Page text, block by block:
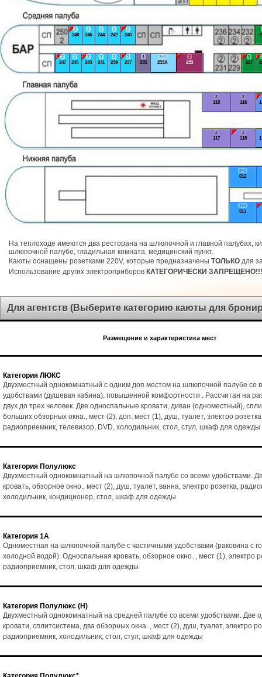
2+1
011
2+1
012
2
115
2
116
2
117
2
118
2
227
2
233
3+1
233А
4
235
2
237
2
239
2
240
2
241
2
242
2
243
2
244
2
245
2
246
2
247
2
248
На теплоходе имеются два ресторана на шлюпочной и главной палубах,
шлюпочной палубе, гладильная комната, медицинский пункт.
Каюты оснащены розетками 220V, которые предназначены ТОЛЬКО для
Использование других электроприборов КАТЕГОРИЧЕСКИ ЗАПРЕЩЕНО!!!
Для агентств (Выберите категорию каюты для
Размещение и характеристика мест
Категория ЛЮКС
Двухместный однокомнатный с одним доп.местом на шлюпочной палубе со
удобствами (душевая кабина), повышенной комфортности . Рассчитан на
двух до трех человек. Две односпальные кровати, диван (одноместный),
больших обзорных окна., мест (2), доп. мест (1), душ, туалет, электро
радиоприемник, телевизор, DVD, холодильник, стол, стул, шкаф для одежды
Категория Полулюкс
Двухместный однокомнатный на шлюпочной палубе со всеми удобствами.
кровать, обзорное окно., мест (2), душ, туалет, ванна, электро розетка,
холодильник, кондиционер, стол, шкаф для одежды
Категория 1А
Одноместная на шлюпочной палубе с частичными удобствами (раковина с
холодной водой). Односпальная кровать, обзорное окно. , мест (1), электро
радиоприемник, стол, шкаф для одежды
Категория Полулюкс (Н)
Двухместный однокомнатный на средней палубе со всеми удобствами. Две
кровати, сплитсистема, два обзорных окна. , мест (2), душ, туалет, электро
радиоприемник, холодильник, стол, стул, шкаф для одежды